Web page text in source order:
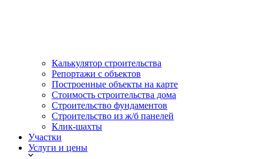
Калькулятор строительства
Репортажи с объектов
Построенные объекты на карте
Стоимость строительства дома
Строительство фундаментов
Строительство из ж/б панелей
Клик-шахты
Участки
Услуги и цены